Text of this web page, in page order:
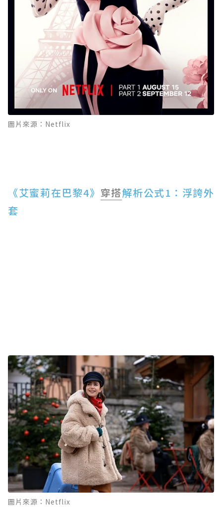
圖片來源：Netflix
《艾蜜莉在巴黎4》 穿搭解析公式1：浮誇外
套
圖片來源：Netflix